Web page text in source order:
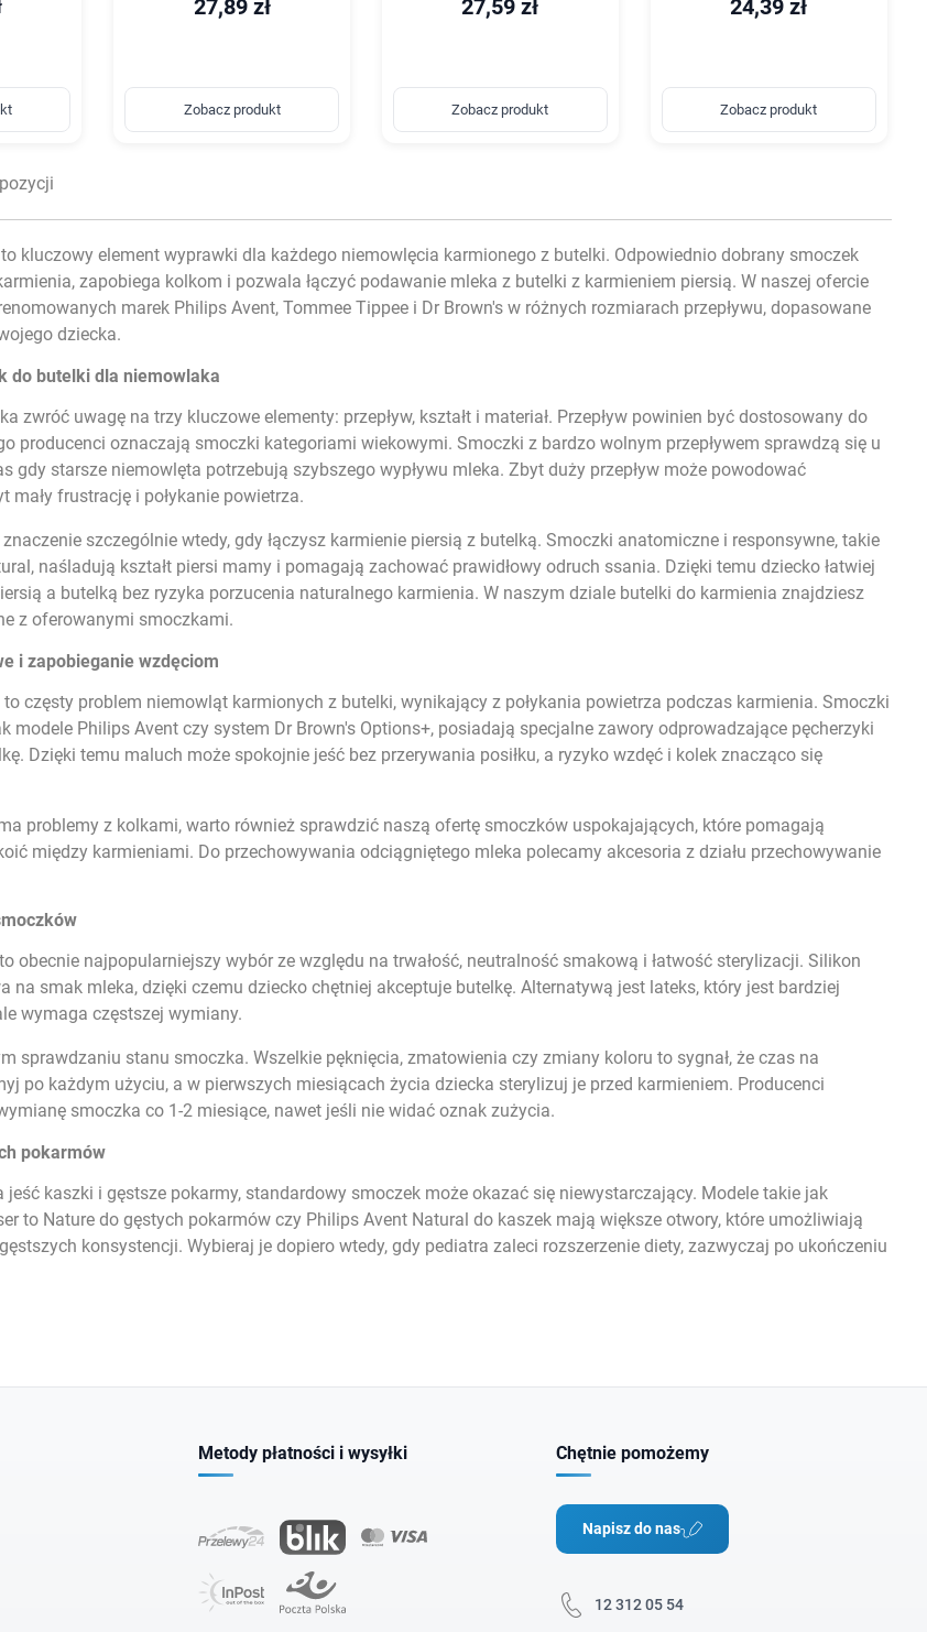
27,89 zł
Zobacz produkt
27,59 zł
Zobacz produkt
24,39 zł
Zobacz produkt
to kluczowy element wyprawki dla każdego niemowlęcia karmionego z butelki. Odpowiednio dobrany smoczek
zapobiega kolkom i pozwala łączyć podawanie mleka z butelki z karmieniem piersią. W naszej ofercie
marek Philips Avent, Tommee Tippee i Dr Brown's w różnych rozmiarach przepływu, dopasowane
dziecka.
do butelki dla niemowlaka
zwróć uwagę na trzy kluczowe elementy: przepływ, kształt i materiał. Przepływ powinien być dostosowany do
producenci oznaczają smoczki kategoriami wiekowymi. Smoczki z bardzo wolnym przepływem sprawdzą się u
gdy starsze niemowlęta potrzebują szybszego wypływu mleka. Zbyt duży przepływ może powodować
mały frustrację i połykanie powietrza.
szczególnie wtedy, gdy łączysz karmienie piersią z butelką. Smoczki anatomiczne i responsywne, takie
naśladują kształt piersi mamy i pomagają zachować prawidłowy odruch ssania. Dzięki temu dziecko łatwiej
a butelką bez ryzyka porzucenia naturalnego karmienia. W naszym dziale butelki do karmienia znajdziesz
z oferowanymi smoczkami.
i zapobieganie wzdęciom
częsty problem niemowląt karmionych z butelki, wynikający z połykania powietrza podczas karmienia. Smoczki
modele Philips Avent czy system Dr Brown's Options+, posiadają specjalne zawory odprowadzające pęcherzyki
Dzięki temu maluch może spokojnie jeść bez przerywania posiłku, a ryzyko wzdęć i kolek znacząco się
problemy z kolkami, warto również sprawdzić naszą ofertę smoczków uspokajających, które pomagają
między karmieniami. Do przechowywania odciągniętego mleka polecamy akcesoria z działu przechowywanie
obecnie najpopularniejszy wybór ze względu na trwałość, neutralność smakową i łatwość sterylizacji. Silikon
na smak mleka, dzięki czemu dziecko chętniej akceptuje butelkę. Alternatywą jest lateks, który jest bardziej
wymaga częstszej wymiany.
sprawdzaniu stanu smoczka. Wszelkie pęknięcia, zmatowienia czy zmiany koloru to sygnał, że czas na
po każdym użyciu, a w pierwszych miesiącach życia dziecka sterylizuj je przed karmieniem. Producenci
smoczka co 1-2 miesiące, nawet jeśli nie widać oznak zużycia.
pokarmów
jeść kaszki i gęstsze pokarmy, standardowy smoczek może okazać się niewystarczający. Modele takie jak
to Nature do gęstych pokarmów czy Philips Avent Natural do kaszek mają większe otwory, które umożliwiają
konsystencji. Wybieraj je dopiero wtedy, gdy pediatra zaleci rozszerzenie diety, zazwyczaj po ukończeniu
Metody płatności i wysyłki Chętnie pomożemy
Napisz do nas
12 312 05 54